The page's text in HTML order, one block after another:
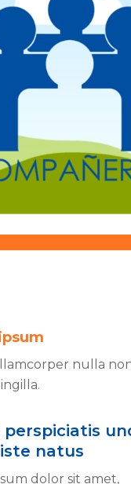
nulla
perspiciatis
natus
dolor sit amet,